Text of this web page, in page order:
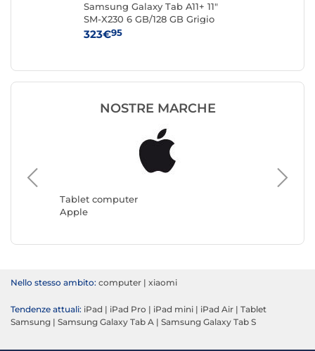
Samsung Galaxy Tab A11+ 11"
SM-X230 6 GB/128 GB Grigio
Wi-Fi
323€95
NOSTRE MARCHE
Tablet computer
Apple
Tablet
Nello stesso ambito: computer | xiaomi
Tendenze attuali: iPad | iPad Pro | iPad mini | iPad Air | Tablet
Samsung | Samsung Galaxy Tab A | Samsung Galaxy Tab S